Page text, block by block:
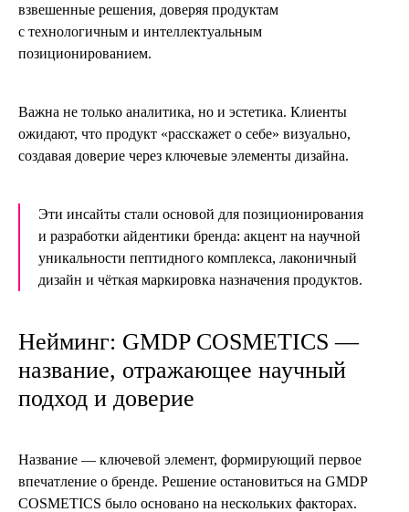
взвешенные решения, доверяя продуктам
с технологичным и интеллектуальным
позиционированием.
Важна не только аналитика, но и эстетика. Клиенты
ожидают, что продукт «расскажет о себе» визуально,
создавая доверие через ключевые элементы дизайна.
Эти инсайты стали основой для позиционирования
и разработки айдентики бренда: акцент на научной
уникальности пептидного комплекса, лаконичный
дизайн и чёткая маркировка назначения продуктов.
Нейминг: GMDP COSMETICS —
название, отражающее научный
подход и доверие
Название — ключевой элемент, формирующий первое
впечатление о бренде. Решение остановиться на GMDP
COSMETICS было основано на нескольких факторах.